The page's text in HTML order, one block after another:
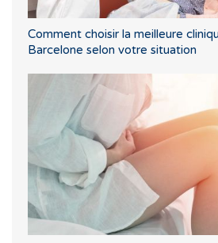
Comment choisir la meilleure
Barcelone selon votre situation